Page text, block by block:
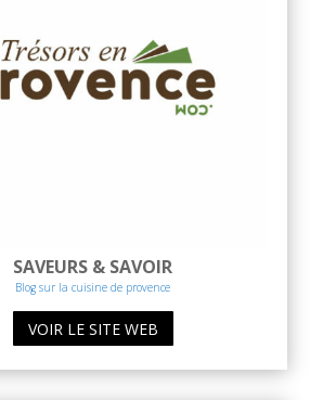
SAVEURS & SAVOIR
Blog sur la cuisine de provence
VOIR LE SITE WEB